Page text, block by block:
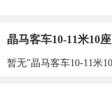
晶马客车10-11米10
暂无"晶马客车10-11米